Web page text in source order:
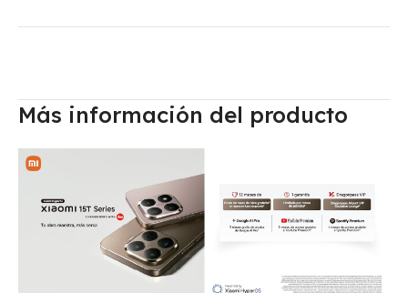
Más información del producto